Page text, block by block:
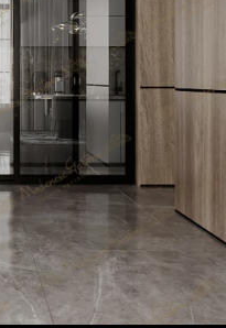
дизайн сочетает в
материалы и
создавая
интерьеры.
для